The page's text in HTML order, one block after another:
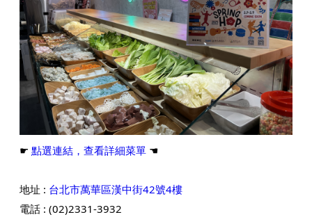
☛點選連結，查看詳細菜單 ☚
地址 : 台北市萬華區漢中街42號4樓
電話 : (02)2331-3932